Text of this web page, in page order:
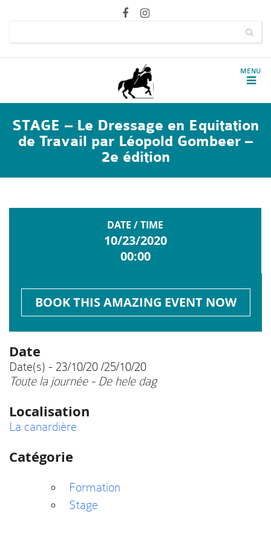
STAGE – Le Dressage en Equitation
de Travail par Léopold Gombeer –
2e édition
DATE / TIME
10/23/2020
00:00
BOOK THIS AMAZING EVENT NOW
Date
Date(s) - 23/10/20 /25/10/20
Toute la journée - De hele dag
Localisation
La canardière
Catégorie
Formation
Stage